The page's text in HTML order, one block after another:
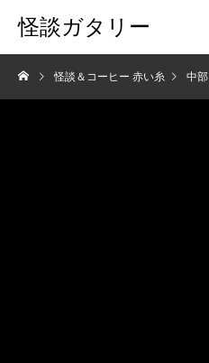
怪談ガタリー
怪談＆コーヒー 赤い糸 中部